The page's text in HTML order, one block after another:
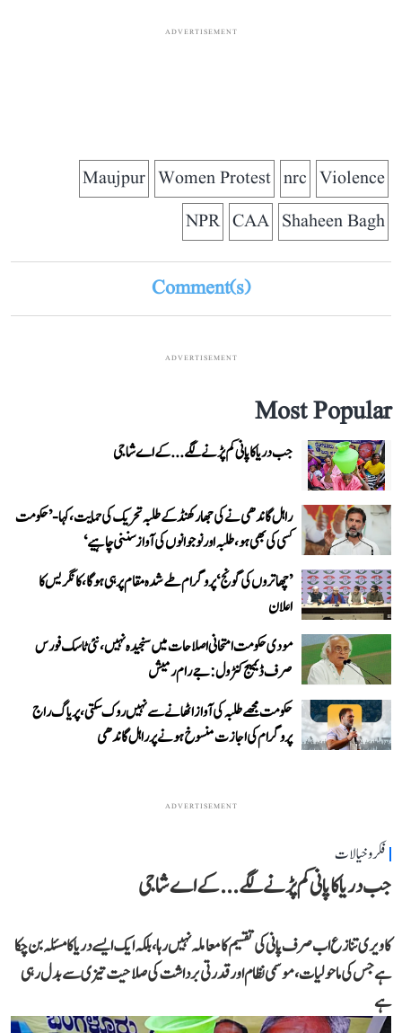
ADVERTISEMENT
Violence
nrc
Women Protest
Maujpur
Shaheen Bagh
CAA
NPR
Comment(s)
ADVERTISEMENT
Most Popular
جب دریا کا پانی کم پڑنے لگے...کے اے شاجی
راہل گاندھی نے کی جھارکھنڈ کے طلبہ تحریک کی حمایت، کہا- ’حکومت
کسی کی بھی ہو، طلبہ اور نوجوانوں کی آواز سننی چاہیے‘
’چھاتروں کی گونج‘ پروگرام طے شدہ مقام پر ہی ہوگا، کانگریس کا
اعلان
مودی حکومت امتحانی اصلاحات میں سنجیدہ نہیں، نئی ٹاسک فورس
صرف ڈیمیج کنٹرول: جے رام رمیش
حکومت مجھے طلبہ کی آواز اٹھانے سے نہیں روک سکتی، پریاگ راج
پروگرام کی اجازت منسوخ ہونے پر راہل گاندھی
ADVERTISEMENT
فکر و خیالات
جب دریا کا پانی کم پڑنے لگے...کے اے شاجی
کاویری تنازع اب صرف پانی کی تقسیم کا معاملہ نہیں رہا، بلکہ ایک ایسے دریا کا مسئلہ بن چکا
ہے جس کی ماحولیات، موسمی نظام اور قدرتی برداشت کی صلاحیت تیزی سے بدل رہی
ہے